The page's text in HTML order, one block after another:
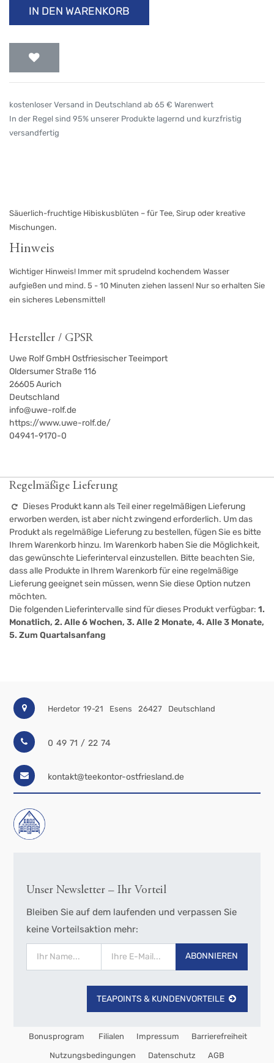
IN DEN WARENKORB
kostenloser Versand in Deutschland ab 65 € Warenwert
In der Regel sind 95% unserer Produkte lagernd und kurzfristig
versandfertig
Säuerlich-fruchtige Hibiskusblüten – für Tee, Sirup oder kreative
Mischungen.
Hinweis
Wichtiger Hinweis! Immer mit sprudelnd kochendem Wasser
aufgießen und mind. 5 - 10 Minuten ziehen lassen! Nur so erhalten Sie
ein sicheres Lebensmittel!
Hersteller / GPSR
Uwe Rolf GmbH Ostfriesischer Teeimport
Oldersumer Straße 116
26605Aurich
Deutschland
info@uwe-rolf.de
https://www.uwe-rolf.de/
04941-9170-0
Regelmäßige Lieferung
Dieses Produkt kann als Teil einer regelmäßigen Lieferung
erworben werden, ist aber nicht zwingend erforderlich. Um das
Produkt als regelmäßige Lieferung zu bestellen, fügen Sie es bitte
Ihrem Warenkorb hinzu. Im Warenkorb haben Sie die Möglichkeit,
das gewünschte Lieferinterval einzustellen. Bitte beachten Sie,
dass alle Produkte in Ihrem Warenkorb für eine regelmäßige
Lieferung geeignet sein müssen, wenn Sie diese Option nutzen
möchten.
Die folgenden Lieferintervalle sind für dieses Produkt verfügbar: 1.
Monatlich, 2. Alle 6 Wochen, 3. Alle 2 Monate, 4. Alle 3 Monate,
5. Zum Quartalsanfang
Herdetor 19-21 Esens 26427 Deutschland
0 49 71 / 22 74
kontakt@teekontor-ostfriesland.de
Unser Newsletter – Ihr Vorteil
Bleiben Sie auf dem laufenden und verpassen Sie
keine Vorteilsaktion mehr:
ABONNIEREN
TEAPOINTS & KUNDENVORTEILE
Bonusprogram Filialen Impressum Barrierefreiheit
Nutzungsbedingungen Datenschutz AGB